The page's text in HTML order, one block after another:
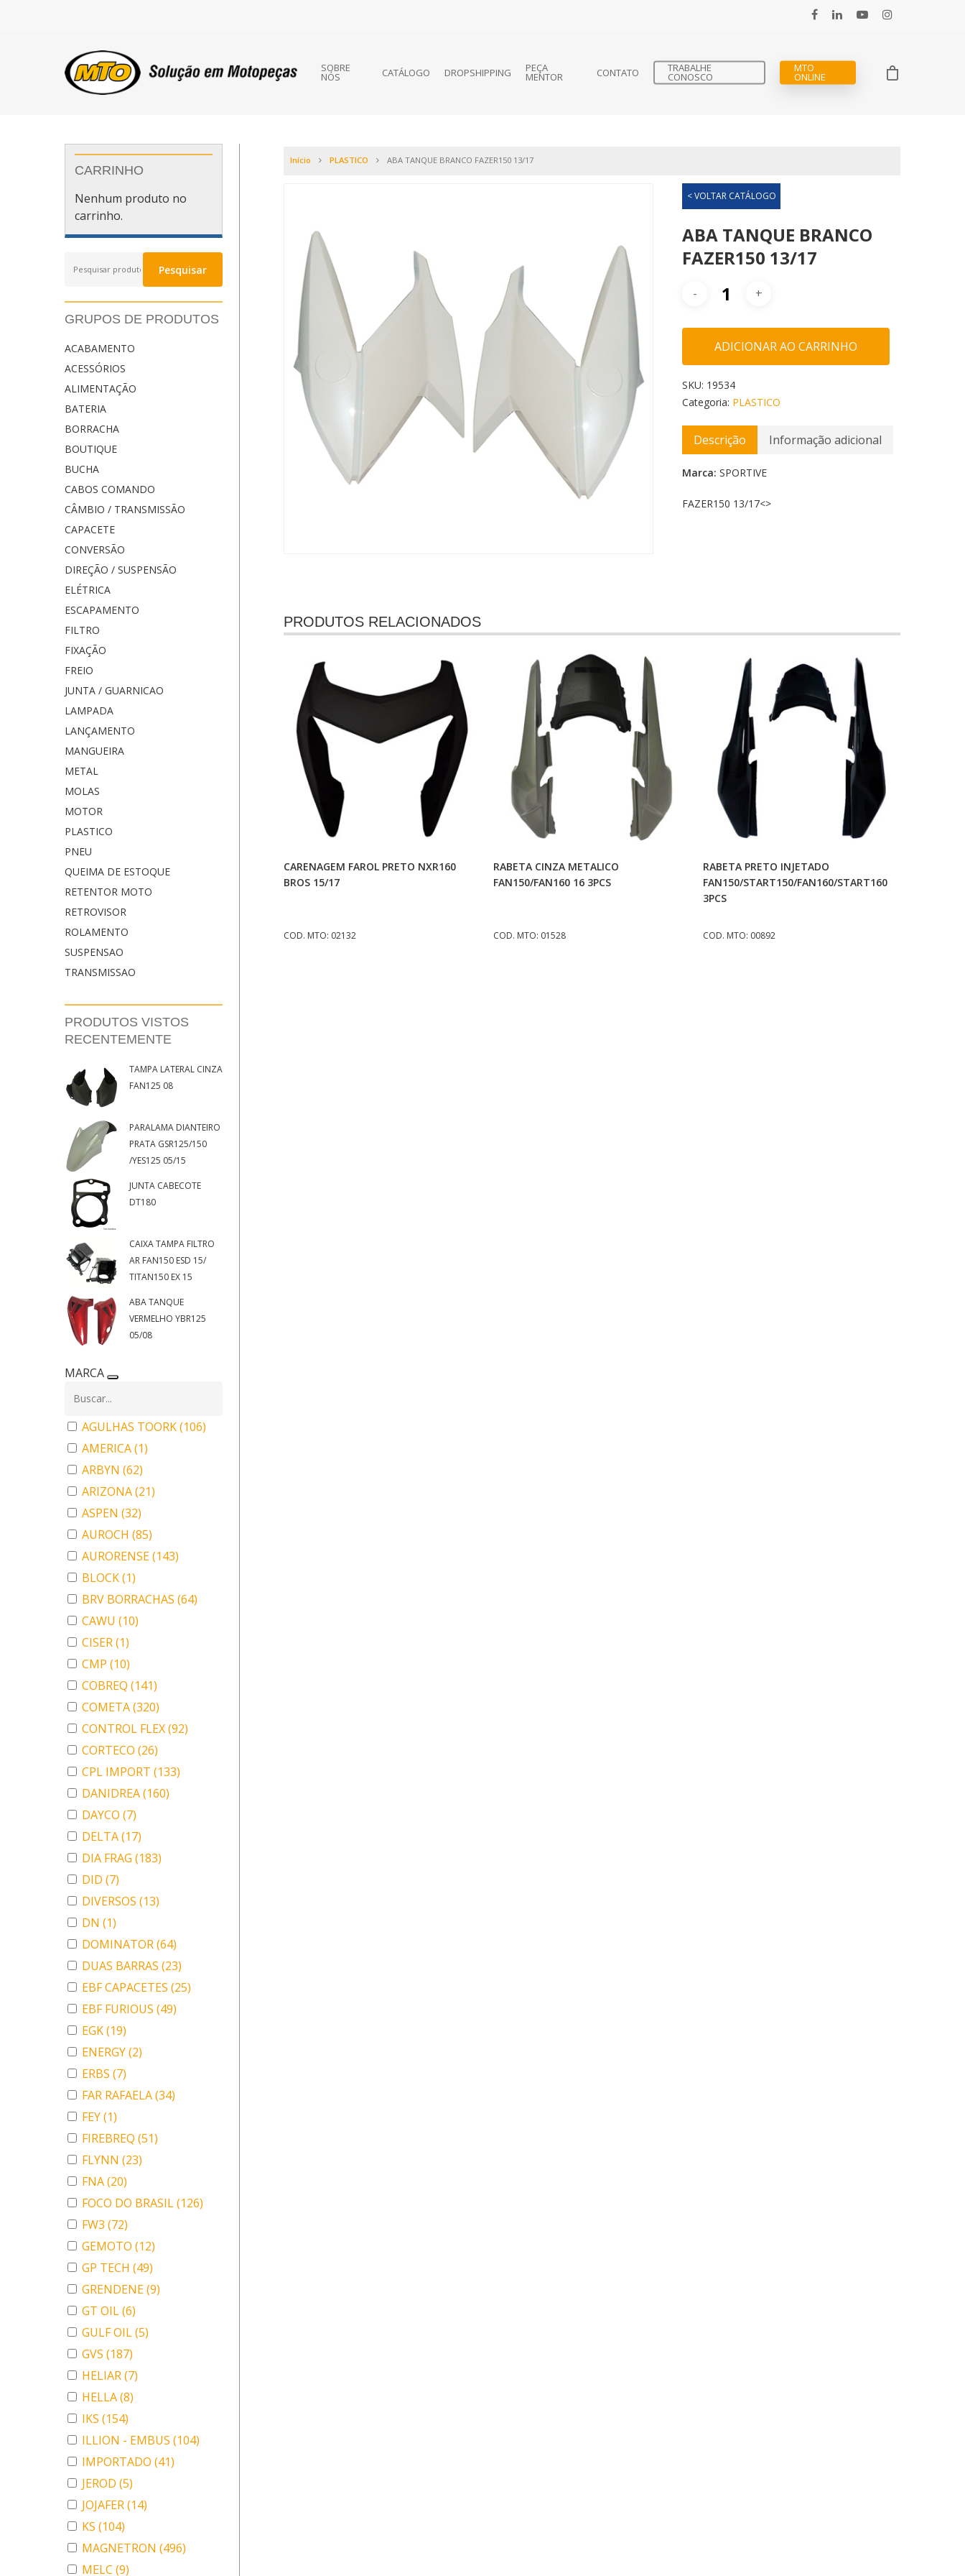
SOBRE
NÓS CATÁLOGO DROPSHIPPING PEÇA
MENTOR CONTATO TRABALHE
CONOSCO
MTO
ONLINE
CARRINHO
Nenhum produto no
carrinho.
por:
Pesquisar
GRUPOS DE PRODUTOS
ACABAMENTO
ACESSÓRIOS
ALIMENTAÇÃO
BATERIA
BORRACHA
BOUTIQUE
BUCHA
CABOS COMANDO
CÂMBIO / TRANSMISSÃO
CAPACETE
CONVERSÃO
DIREÇÃO / SUSPENSÃO
ELÉTRICA
ESCAPAMENTO
FILTRO
FIXAÇÃO
FREIO
JUNTA / GUARNICAO
LAMPADA
LANÇAMENTO
MANGUEIRA
METAL
MOLAS
MOTOR
PLASTICO
PNEU
QUEIMA DE ESTOQUE
RETENTOR MOTO
RETROVISOR
ROLAMENTO
SUSPENSAO
TRANSMISSAO
PRODUTOS VISTOS
RECENTEMENTE
TAMPA LATERAL CINZA
FAN125 08
PARALAMA DIANTEIRO
PRATA GSR125/150
/YES125 05/15
JUNTA CABECOTE
DT180
CAIXA TAMPA FILTRO
AR FAN150 ESD 15/
TITAN150 EX 15
ABA TANQUE
VERMELHO YBR125
05/08
MARCA
AGULHAS TOORK(106)
AMERICA(1)
ARBYN (62)
ARIZONA(21)
ASPEN (32)
AUROCH (85)
AURORENSE(143)
BLOCK(1)
BRV BORRACHAS (64)
CAWU (10)
CISER(1)
CMP (10)
COBREQ (141)
COMETA(320)
CONTROL FLEX(92)
CORTECO (26)
CPL IMPORT (133)
DANIDREA(160)
DAYCO (7)
DELTA(17)
DIA FRAG (183)
DID (7)
DIVERSOS (13)
DN (1)
DOMINATOR(64)
DUAS BARRAS (23)
EBF CAPACETES (25)
EBF FURIOUS (49)
EGK(19)
ENERGY(2)
ERBS (7)
FAR RAFAELA(34)
FEY(1)
FIREBREQ (51)
FLYNN (23)
FNA(20)
FOCO DO BRASIL(126)
FW3 (72)
GEMOTO (12)
GP TECH (49)
GRENDENE(9)
GT OIL(6)
GULF OIL(5)
GVS (187)
HELIAR(7)
HELLA(8)
IKS (154)
ILLION - EMBUS (104)
IMPORTADO (41)
JEROD (5)
JOJAFER(14)
KS (104)
MAGNETRON (496)
MELC (9)
Início PLASTICO ABA TANQUE BRANCO FAZER150 13/17
< VOLTAR CATÁLOGO
ABA TANQUE BRANCO
FAZER150 13/17
ADICIONAR AO CARRINHO
SKU: 19534
Categoria: PLASTICO
Descrição Informação adicional
Marca: SPORTIVE
FAZER150 13/17<>
PRODUTOS RELACIONADOS
Adicionar Ao Carrinho
CARENAGEM FAROL PRETO NXR160
BROS 15/17
COD. MTO: 02132
Adicionar Ao Carrinho
RABETA CINZA METALICO
FAN150/FAN160 16 3PCS
COD. MTO: 01528
Adicionar Ao Carrinho
RABETA PRETO INJETADO
FAN150/START150/FAN160/START160
3PCS
COD. MTO: 00892